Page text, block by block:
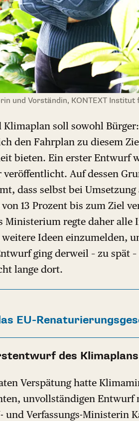
und Vorständin, KONTEXT
Klimaplan soll sowohl
den Fahrplan zu diesem
bieten. Ein erster Entwurf
veröffentlicht. Auf dessen
dass selbst bei
13 Prozent bis zum Ziel
Ministerium regte daher alle
Ideen einzumelden,
ging derweil – zu spät
lange dort.
EU-
des
Verspätung hatte
unvollständigen Entwurf
und Verfassungs-Ministerin